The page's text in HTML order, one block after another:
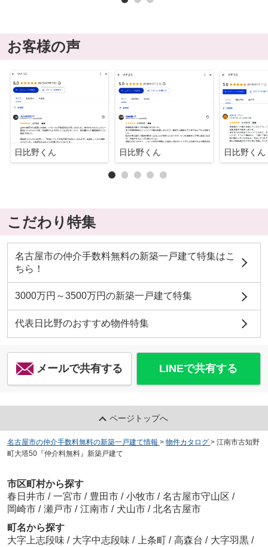
お客様の声
日比野くん 日比野くん 日比野くん
こだわり特集
名古屋市の仲介手数料無料の新築一戸建て特集はこ
ちら！
3000万円～3500万円の新築一戸建て特集
代表日比野のおすすめ物件特集
メールで共有する LINEで共有する
ページトップへ
名古屋市の仲介手数料無料の新築一戸建て情報 > 物件カタログ > 江南市古知野
町大塔50『仲介料無料』新築戸建て
市区町村から探す
春日井市 / 一宮市 / 豊田市 / 小牧市 / 名古屋市守山区 /
岡崎市 / 瀬戸市 / 江南市 / 犬山市 / 北名古屋市
町名から探す
大字上志段味 / 大字中志段味 / 上条町 / 高森台 / 大字羽黒 /